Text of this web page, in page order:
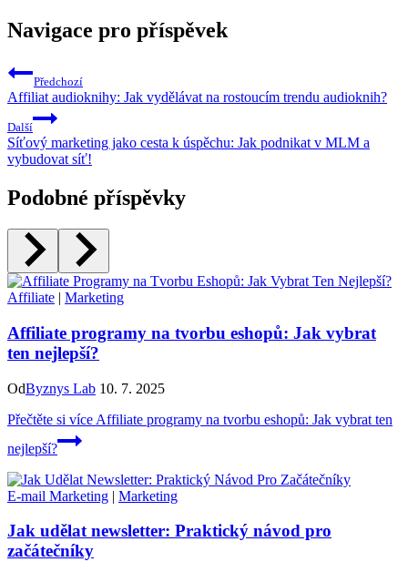
Navigace pro příspěvek
Předchozí
Affiliat audioknihy: Jak vydělávat na rostoucím trendu audioknih?
Další
Síťový marketing jako cesta k úspěchu: Jak podnikat v MLM a
vybudovat síť!
Podobné příspěvky
Affiliate | Marketing
Affiliate programy na tvorbu eshopů: Jak vybrat
ten nejlepší?
OdByznys Lab 10. 7. 2025
Přečtěte si více Affiliate programy na tvorbu eshopů: Jak vybrat ten
nejlepší?
E-mail Marketing | Marketing
Jak udělat newsletter: Praktický návod pro
začátečníky